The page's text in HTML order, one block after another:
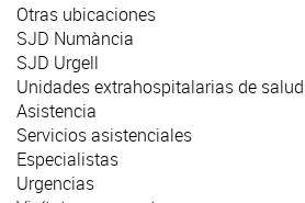
Otras ubicaciones
SJD Numància
SJD Urgell
Unidades extrahospitalarias de
Asistencia
Servicios asistenciales
Especialistas
Urgencias